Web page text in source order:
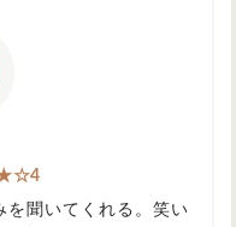
を聞いてくれる。笑い